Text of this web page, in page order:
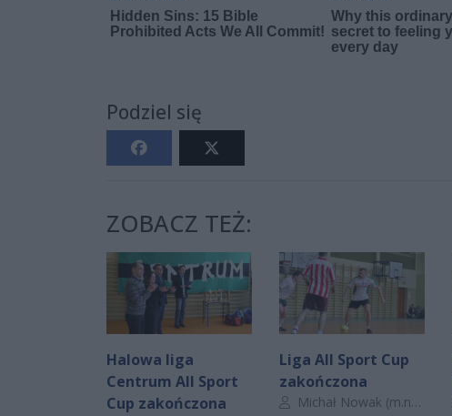
Podziel się
ZOBACZ TEŻ:
Halowa liga
Centrum All Sport
Cup zakończona
Liga All Sport Cup
zakończona
Autor artykułu:
Michał Nowak (m.nowak@cozadzien.pl